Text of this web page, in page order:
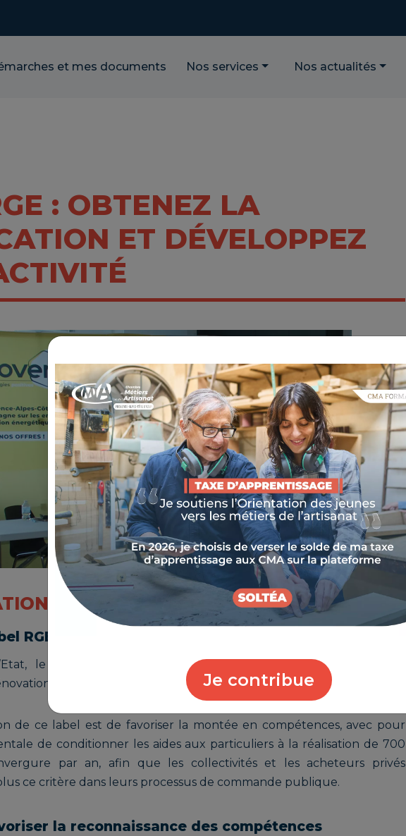
et mes documents Nos services Nos actualités
Je contribue
: OBTENEZ LA
ET DÉVELOPPEZ
RGE : POURQUOI ?
RGE et ses objectifs long terme
le Label RGE permet d'instaurer un gage de qualité des
énergétique.
de ce label est de favoriser la montée en compétences, avec pour
de conditionner les aides aux particuliers à la réalisation de 700
par an, afin que les collectivités et les acheteurs privés
ce critère dans leurs processus de commande publique.
la reconnaissance des compétences